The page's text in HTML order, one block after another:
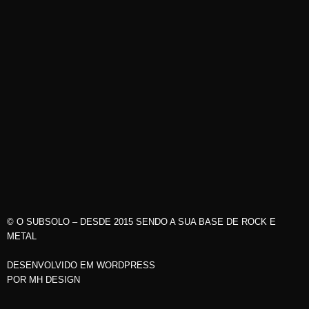
© O SUBSOLO – DESDE 2015 SENDO A SUA BASE DE ROCK E
METAL
DESENVOLVIDO EM WORDPRESS
POR MH DESIGN